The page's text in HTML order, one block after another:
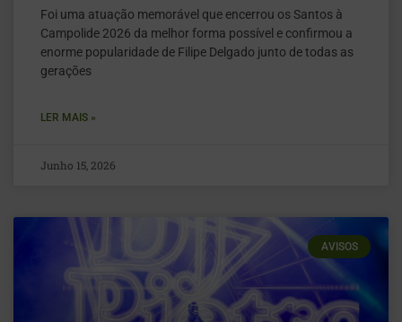
Foi uma atuação memorável que encerrou os Santos à
Campolide 2026 da melhor forma possível e confirmou a
enorme popularidade de Filipe Delgado junto de todas as
gerações
LER MAIS »
Junho 15, 2026
AVISOS